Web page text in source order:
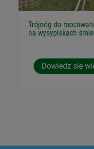
Trójnóg do
na wysypiskach
Dowiedz się